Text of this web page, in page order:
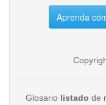
Aprenda
Glosario listado de